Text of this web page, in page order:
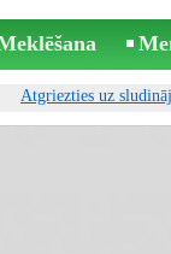
Atgriezties uz